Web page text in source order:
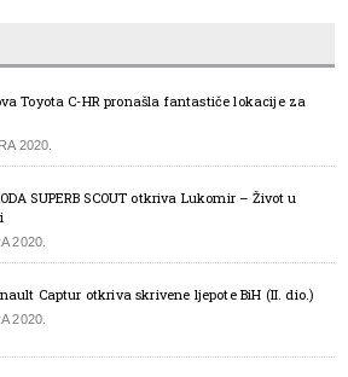
Toyota C-HR pronašla fantastiče lokacije za
2020.
SUPERB SCOUT otkriva Lukomir – Život u
2020.
Captur otkriva skrivene ljepote BiH (II. dio.)
2020.